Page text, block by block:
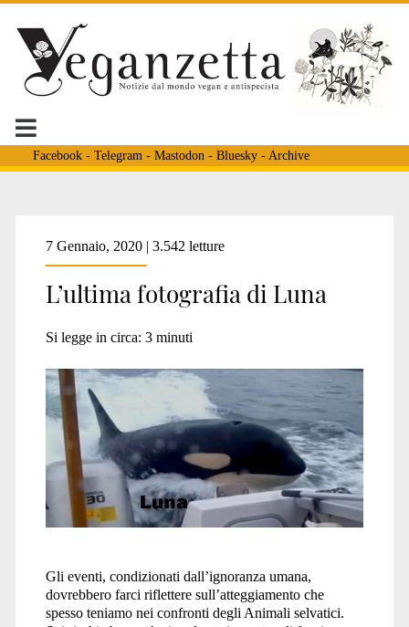
Facebook- Telegram - Mastodon - Bluesky- Archive
Tag:
<span>Tsux’iit</span>
7 Gennaio, 2020 | 3.542 letture
L’ultima fotografia di Luna
Si legge in circa: 3 minuti
Gli eventi, condizionati dall’ignoranza umana,
dovrebbero farci riflettere sull’atteggiamento che
spesso teniamo nei confronti degli Animali selvatici.